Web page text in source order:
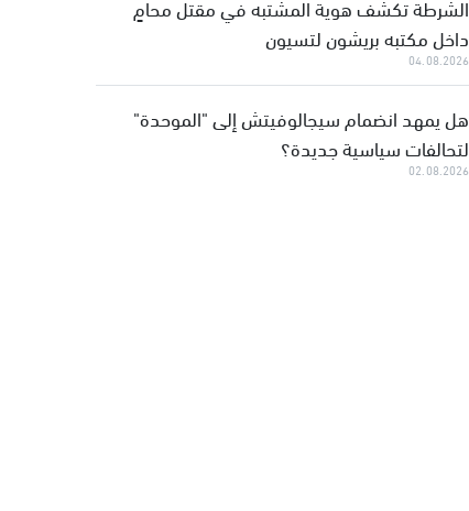
داخل مكتبه بريشون لتسيون
04.08.2026
هل يمهد انضمام سيجالوفيتش إلى "الموحدة"
لتحالفات سياسية جديدة؟
02.08.2026